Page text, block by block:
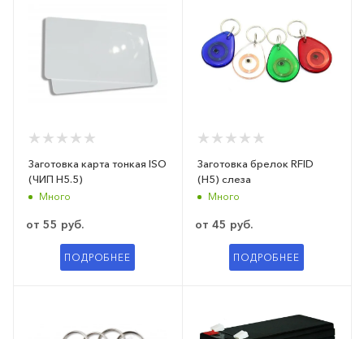
Заготовка карта тонкая ISO
(ЧИП H5.5)
Много
от 55 руб.
ПОДРОБНЕЕ
Заготовка брелок RFID
(H5) слеза
Много
от 45 руб.
ПОДРОБНЕЕ